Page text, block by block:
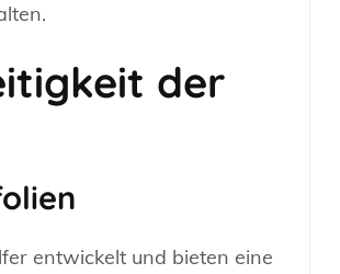
der
entwickelt und bieten eine